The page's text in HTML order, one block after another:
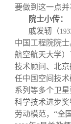
要做到这一点并
院士小传：
戚发轫（
中国工程院院士
航空航天大学
技术顾问、北
任中国空间技
系列等多个卫
科学技术进步
劳动模范，“全